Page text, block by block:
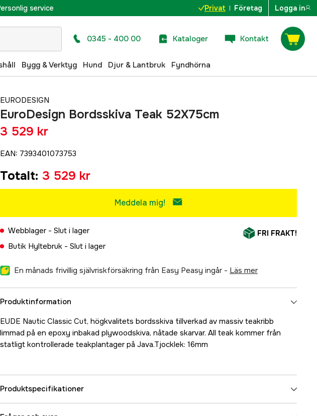
service Privat Företag Logga in
0345 - 400 00 Kataloger Kontakt
Bygg & Verktyg Hund Djur & Lantbruk Fyndhörna
EURODESIGN
EuroDesign Bordsskiva Teak 52X75cm
3 529 kr
EAN: 7393401073753
Totalt: 3 529 kr
Meddela mig!
Webblager - Slut i lager
Butik Hyltebruk - Slut i lager
FRI FRAKT!
En månads frivillig självriskförsäkring från Easy Peasy ingår - läs mer
Produktinformation
EUDE Nautic Classic Cut, högkvalitets bordsskiva tillverkad av massiv teakribb
limmad på en epoxy inbakad plywoodskiva, nåtade skarvar. All teak kommer från
statligt kontrollerade teakplantager på Java.Tjocklek: 16mm
Produktspecifikationer